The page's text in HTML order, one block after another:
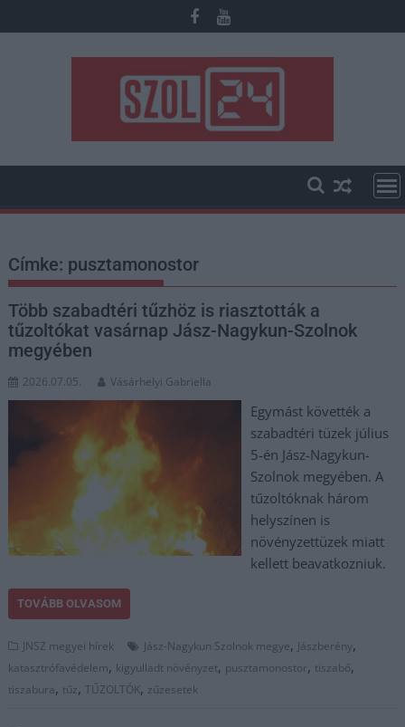
to
Címke: pusztamonostor
Több szabadtéri tűzhöz is riasztották a
tűzoltókat vasárnap Jász-Nagykun-Szolnok
megyében
2026.07.05. Vásárhelyi Gabriella
Egymást követték a
szabadtéri tüzek július
5-én Jász-Nagykun-
Szolnok megyében. A
tűzoltóknak három
helyszínen is
növényzettüzek miatt
kellett beavatkozniuk.
TOVÁBB OLVASOM
JNSZ megyei hírek Jász-Nagykun Szolnok megye, Jászberény,
katasztrófavédelem, kigyulladt növényzet, pusztamonostor, tiszabő,
tiszabura, tűz,TŰZOLTÓK, zűzesetek